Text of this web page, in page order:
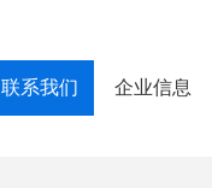
联系我们 企业信息